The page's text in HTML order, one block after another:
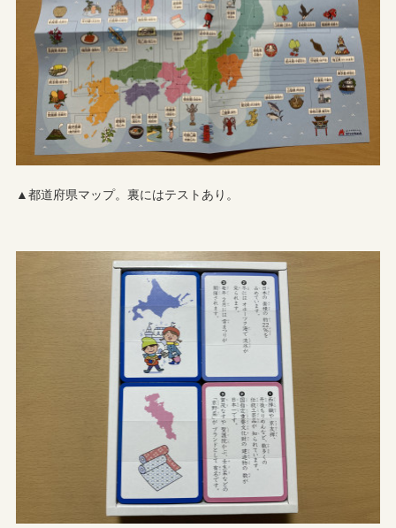
▲都道府県マップ。裏にはテストあり。